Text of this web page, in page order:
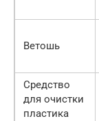
Ветошь
Средство
для очистки
пластика